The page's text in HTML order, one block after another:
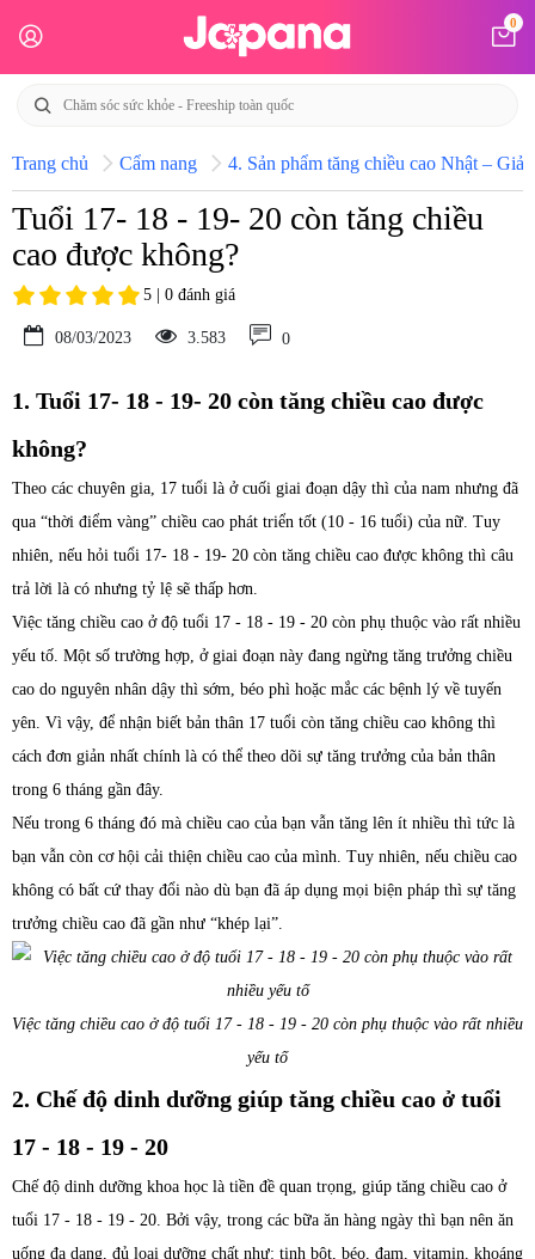
0
Trang chủ Cẩm nang 4. Sản phẩm tăng chiều cao Nhật –
Tuổi 17- 18 - 19- 20 còn tăng chiều
cao được không?
5 | 0 đánh giá
08/03/2023 3.583 0
1. Tuổi 17- 18 - 19- 20 còn tăng chiều cao được
không?
Theo các chuyên gia, 17 tuổi là ở cuối giai đoạn dậy thì của nam nhưng đã
qua “thời điểm vàng” chiều cao phát triển tốt (10 - 16 tuổi) của nữ. Tuy
nhiên, nếu hỏi tuổi 17- 18 - 19- 20 còn tăng chiều cao được không thì câu
trả lời là có nhưng tỷ lệ sẽ thấp hơn.
Việc tăng chiều cao ở độ tuổi 17 - 18 - 19 - 20 còn phụ thuộc vào rất nhiều
yếu tố. Một số trường hợp, ở giai đoạn này đang ngừng tăng trưởng chiều
cao do nguyên nhân dậy thì sớm, béo phì hoặc mắc các bệnh lý về tuyến
yên. Vì vậy, để nhận biết bản thân 17 tuổi còn tăng chiều cao không thì
cách đơn giản nhất chính là có thể theo dõi sự tăng trưởng của bản thân
trong 6 tháng gần đây.
Nếu trong 6 tháng đó mà chiều cao của bạn vẫn tăng lên ít nhiều thì tức là
bạn vẫn còn cơ hội cải thiện chiều cao của mình. Tuy nhiên, nếu chiều cao
không có bất cứ thay đổi nào dù bạn đã áp dụng mọi biện pháp thì sự tăng
trưởng chiều cao đã gần như “khép lại”.
Việc tăng chiều cao ở độ tuổi 17 - 18 - 19 - 20 còn phụ thuộc vào rất nhiều
yếu tố
2. Chế độ dinh dưỡng giúp tăng chiều cao ở tuổi
17 - 18 - 19 - 20
Chế độ dinh dưỡng khoa học là tiền đề quan trọng, giúp tăng chiều cao ở
tuổi 17 - 18 - 19 - 20. Bởi vậy, trong các bữa ăn hàng ngày thì bạn nên ăn
uống đa dạng, đủ loại dưỡng chất như: tinh bột, béo, đạm, vitamin, khoáng